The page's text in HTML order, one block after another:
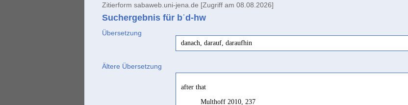
Zitierform sabaweb.uni-jena.de [Zugriff am 08.08.2026]
Suchergebnis für bʿd-hw
Übersetzung
danach, darauf, daraufhin
Ältere Übersetzung
after that
Multhoff 2010, 237